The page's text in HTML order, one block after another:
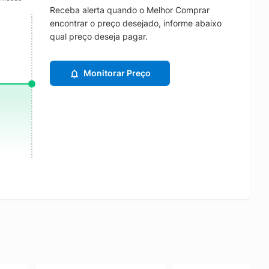
Receba alerta quando o Melhor Comprar
encontrar o preço desejado, informe abaixo
qual preço deseja pagar.
Monitorar Preço